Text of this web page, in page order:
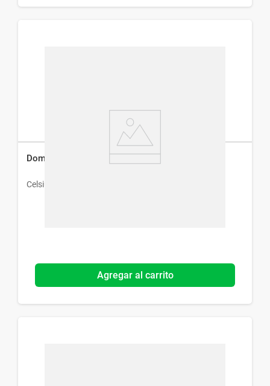
Domperidona 10 mg x 30 Comprimidos
Celsius
Agregar al carrito